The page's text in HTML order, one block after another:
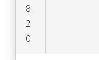
8-
2
0